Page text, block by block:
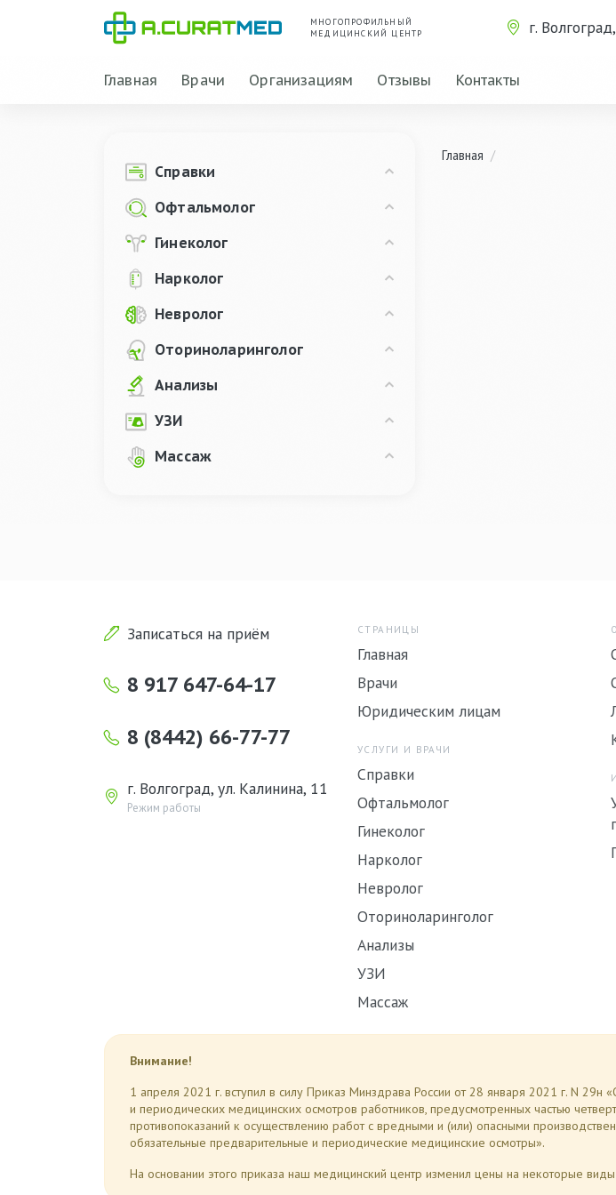
МНОГОПРОФИЛЬНЫЙ
МЕДИЦИНСКИЙ ЦЕНТР
г.
Главная Врачи Организациям Отзывы Контакты
Справки
Офтальмолог
Гинеколог
Нарколог
Невролог
Оториноларинголог
Анализы
УЗИ
Массаж
Главная /
Записаться на приём
8 917 647-64-17
8 (8442) 66-77-77
г. Волгоград, ул. Калинина, 11
Режим работы
СТРАНИЦЫ
Главная
Врачи
Юридическим лицам
УСЛУГИ И ВРАЧИ
Справки
Офтальмолог
Гинеколог
Нарколог
Невролог
Оториноларинголог
Анализы
УЗИ
Массаж
Внимание!
1 апреля 2021 г. вступил в силу Приказ Минздрава России от 28 января 2021 г. N
и периодических медицинских осмотров работников, предусмотренных частью
противопоказаний к осуществлению работ с вредными и (или) опасными
обязательные предварительные и периодические медицинские осмотры».
На основании этого приказа наш медицинский центр изменил цены на некоторые виды